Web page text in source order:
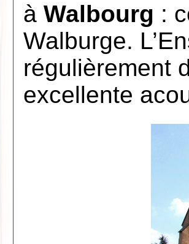
àWalbourg :
Walburge.
régulièrement
excellente